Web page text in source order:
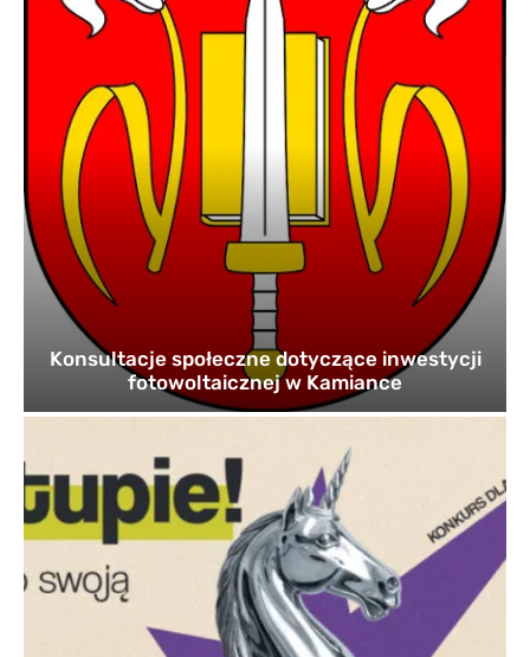
Konsultacje społeczne dotyczące inwestycji
fotowoltaicznej w Kamiance